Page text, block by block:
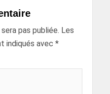
pas publiée. Les
indiqués avec *